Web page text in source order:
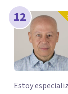
12
Estoy